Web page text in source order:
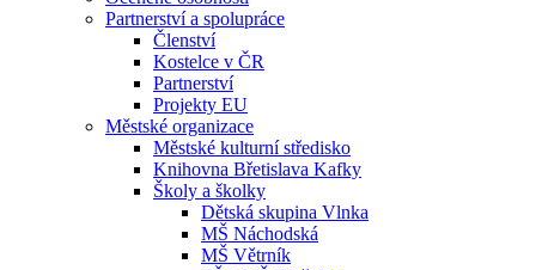
Partnerství a spolupráce
Členství
Kostelce v ČR
Partnerství
Projekty EU
Městské organizace
Městské kulturní středisko
Knihovna Břetislava Kafky
Školy a školky
Dětská skupina Vlnka
MŠ Náchodská
MŠ Větrník